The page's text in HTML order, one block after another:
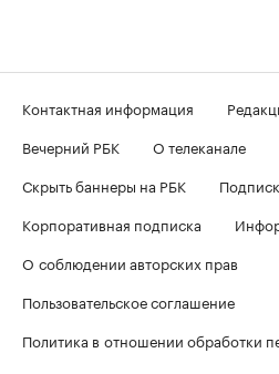
Контактная информация
Вечерний РБК
О телеканале
Скрыть баннеры на РБК
Корпоративная подписка
О соблюдении авторских прав
Пользовательское соглашение
Политика в отношении обработки